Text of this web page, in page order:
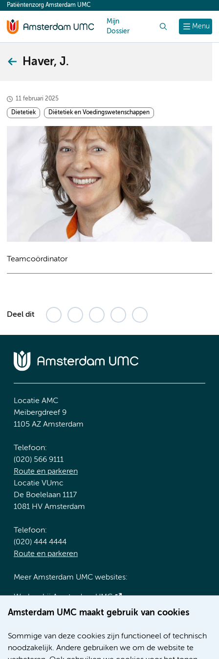
content
Menu
Patiëntenzorg Amsterdam UMC
Mijn
Dossier
Haver, J.
11 februari 2025
Dietetiek Diëtetiek en Voedingswetenschappen
Teamcoördinator
Deel dit
Amsterdam UMC maakt gebruik van cookies
Sommige van deze cookies zijn functioneel of technisch
noodzakelijk. Andere gebruiken we om de website te
Locatie AMC
Meibergdreef 9
1105 AZ Amsterdam
Telefoon:
(020) 566 9111
Route en parkeren
Locatie VUmc
De Boelelaan 1117
1081 HV Amsterdam
Telefoon:
(020) 444 4444
Route en parkeren
Meer Amsterdam UMC websites:
Werken bij Amsterdam UMC
Over Amsterdam UMC
Research
Educatie locatie AMC
Educatie locatie VUmc